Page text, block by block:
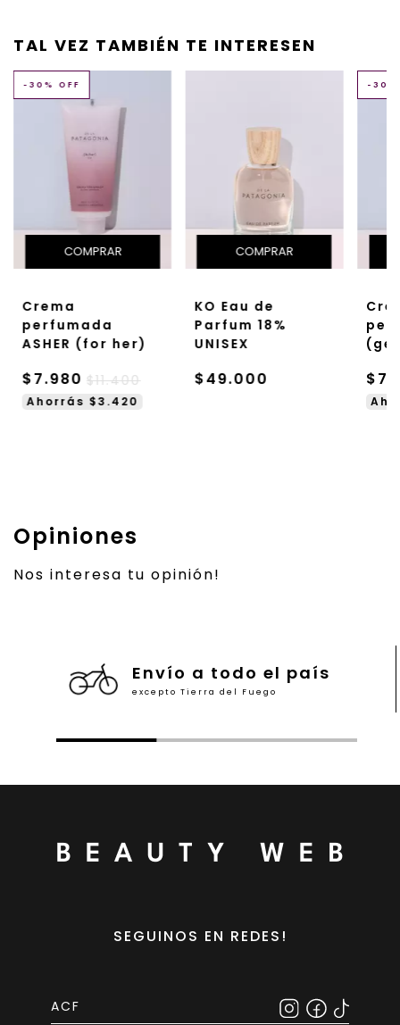
TAL VEZ TAMBIÉN TE INTERESEN
-30 % OFF
Crema
perfumada
ASHER (for her)
$7.980 $11.400
Ahorrás $3.420
KO Eau de
Parfum 18%
UNISEX
$49.000
- 30
Opiniones
Nos interesa tu opinión!
Envío a todo el país
excepto Tierra del Fuego
SEGUINOS EN REDES!
ACF